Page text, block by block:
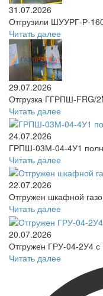
31.07.2026
Отгрузили
Читать далее
29.07.2026
Отгрузка ГГРПШ-FRG/
Читать далее
24.07.2026
ГРПШ-03М-04-4У1
Читать далее
22.07.2026
Отгружен шкафной
Читать далее
20.07.2026
Отгружен ГРУ-04-2У4
Читать далее